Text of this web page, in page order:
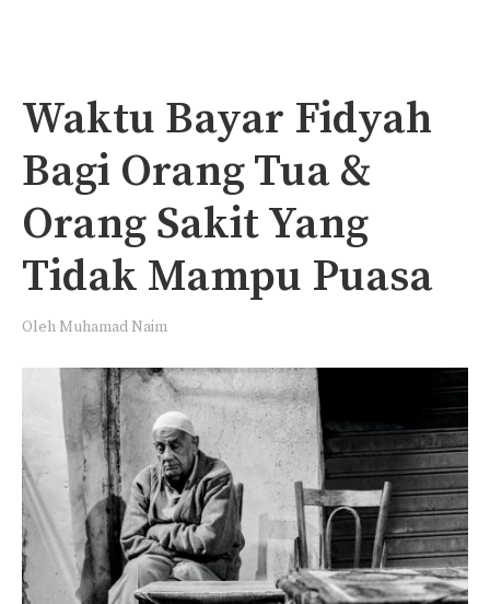
Waktu Bayar Fidyah
Bagi Orang Tua &
Orang Sakit Yang
Tidak Mampu Puasa
OlehMuhamad Naim